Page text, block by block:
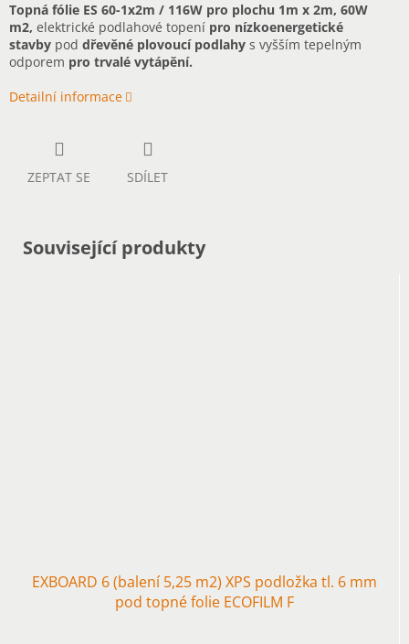
Topná fólie ES 60-1x2m / 116W pro plochu 1m x 2m, 60W
m2, elektrické podlahové topení pro nízkoenergetické
stavby pod dřevěné plovoucí podlahy s vyšším tepelným
odporem pro trvalé vytápění.
Detailní informace
ZEPTAT SE SDÍLET
Související produkty
EXBOARD 6 (balení 5,25 m2) XPS podložka tl. 6 mm
pod topné folie ECOFILM F